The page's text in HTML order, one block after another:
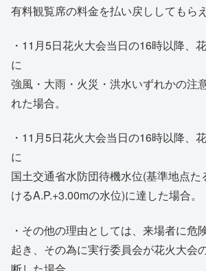
有料観覧席の料金を払い戻ししてもらえ
・11月5日花火大会当日の16時以降、
に
強風・大雨・火災・洪水いずれかの注
れた場合。
・11月5日花火大会当日の16時以降、
に
国土交通省水防団待機水位(基準地点た
けるA.P.+3.00mの水位)に達した場合。
・その他の理由としては、来場者に危
起き、その為に実行委員会が花火大会